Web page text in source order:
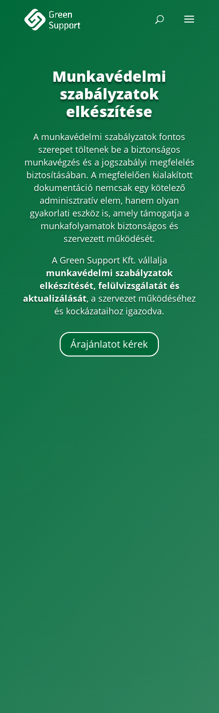
Munkavédelmi
szabályzatok
elkészítése
A munkavédelmi szabályzatok fontos
szerepet töltenek be a biztonságos
munkavégzés és a jogszabályi megfelelés
biztosításában. A megfelelően kialakított
dokumentáció nemcsak egy kötelező
adminisztratív elem, hanem olyan
gyakorlati eszköz is, amely támogatja a
munkafolyamatok biztonságos és
szervezett működését.
A Green Support Kft. vállalja
munkavédelmi szabályzatok
elkészítését, felülvizsgálatát és
aktualizálását, a szervezet működéséhez
és kockázataihoz igazodva.
Árajánlatot kérek